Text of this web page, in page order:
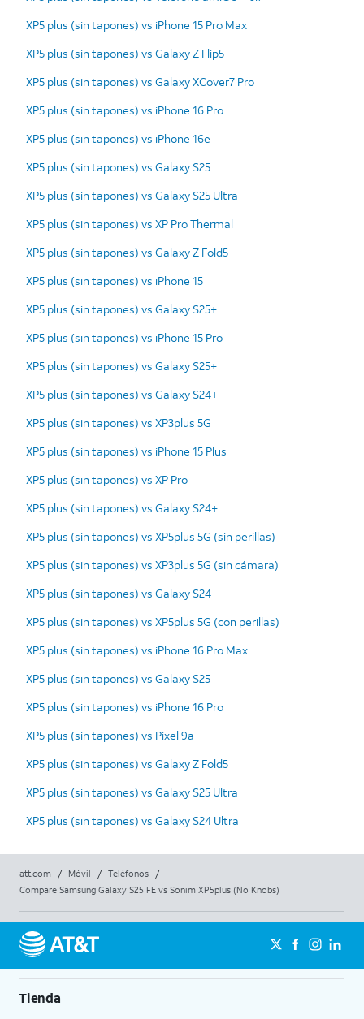
XP5 plus (sin tapones) vs iPhone 15 Pro Max
XP5 plus (sin tapones) vs Galaxy Z Flip5
XP5 plus (sin tapones) vs Galaxy XCover7 Pro
XP5 plus (sin tapones) vs iPhone 16 Pro
XP5 plus (sin tapones) vs iPhone 16e
XP5 plus (sin tapones) vs Galaxy S25
XP5 plus (sin tapones) vs Galaxy S25 Ultra
XP5 plus (sin tapones) vs XP Pro Thermal
XP5 plus (sin tapones) vs Galaxy Z Fold5
XP5 plus (sin tapones) vs iPhone 15
XP5 plus (sin tapones) vs Galaxy S25+
XP5 plus (sin tapones) vs iPhone 15 Pro
XP5 plus (sin tapones) vs Galaxy S25+
XP5 plus (sin tapones) vs Galaxy S24+
XP5 plus (sin tapones) vs XP3plus 5G
XP5 plus (sin tapones) vs iPhone 15 Plus
XP5 plus (sin tapones) vs XP Pro
XP5 plus (sin tapones) vs Galaxy S24+
XP5 plus (sin tapones) vs XP5plus 5G (sin perillas)
XP5 plus (sin tapones) vs XP3plus 5G (sin cámara)
XP5 plus (sin tapones) vs Galaxy S24
XP5 plus (sin tapones) vs XP5plus 5G (con perillas)
XP5 plus (sin tapones) vs iPhone 16 Pro Max
XP5 plus (sin tapones) vs Galaxy S25
XP5 plus (sin tapones) vs iPhone 16 Pro
XP5 plus (sin tapones) vs Pixel 9a
XP5 plus (sin tapones) vs Galaxy Z Fold5
XP5 plus (sin tapones) vs Galaxy S25 Ultra
XP5 plus (sin tapones) vs Galaxy S24 Ultra
att.com / Móvil / Teléfonos
/
Compare Samsung Galaxy S25 FE vs Sonim XP5plus (No Knobs)
Tienda